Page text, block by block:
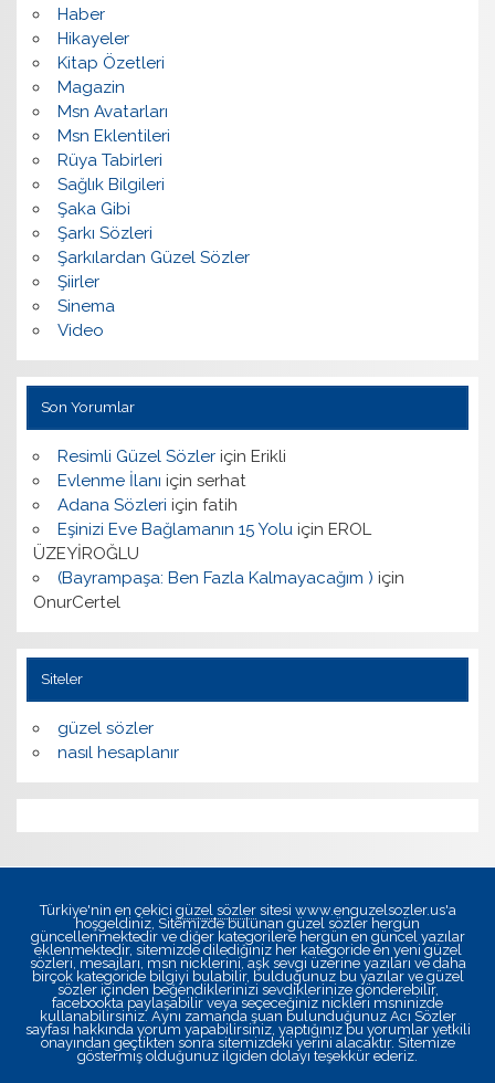
Haber
Hikayeler
Kitap Özetleri
Magazin
Msn Avatarları
Msn Eklentileri
Rüya Tabirleri
Sağlık Bilgileri
Şaka Gibi
Şarkı Sözleri
Şarkılardan Güzel Sözler
Şiirler
Sinema
Video
Son Yorumlar
Resimli Güzel Sözleriçin Erikli
Evlenme İlanı için serhat
Adana Sözleri için fatih
Eşinizi Eve Bağlamanın 15 Yoluiçin EROL
ÜZEYİROĞLU
(Bayrampaşa: Ben Fazla Kalmayacağım ) için
OnurCertel
Siteler
güzel sözler
nasıl hesaplanır
Türkiye'nin en çekici güzel sözlersitesi www.enguzelsozler.us'a
hoşgeldiniz, Sitemizde bulunan güzel sözler hergün
güncellenmektedir ve diğer kategorilere hergün en güncel yazılar
eklenmektedir, sitemizde dilediğiniz her kategoride en yeni güzel
sözleri, mesajları, msn nicklerini, aşk sevgi üzerine yazıları ve daha
birçok kategoride bilgiyi bulabilir, bulduğunuz bu yazılar ve güzel
sözler içinden beğendiklerinizi sevdiklerinize gönderebilir,
facebookta paylaşabilir veya seçeceğiniz nickleri msninizde
kullanabilirsiniz. Aynı zamanda şuan bulunduğunuz Acı Sözler
sayfası hakkında yorum yapabilirsiniz, yaptığınız bu yorumlar yetkili
onayından geçtikten sonra sitemizdeki yerini alacaktır. Sitemize
göstermiş olduğunuz ilgiden dolayı teşekkür ederiz.